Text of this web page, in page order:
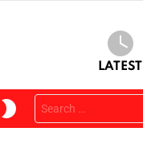
LATEST
SKIN
Search
for: